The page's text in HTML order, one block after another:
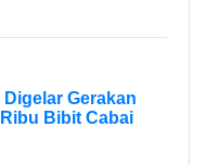
Gerakan
Bibit Cabai